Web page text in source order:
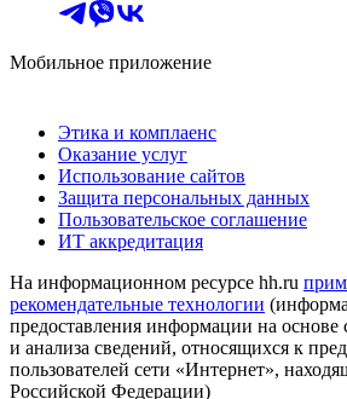
Мобильное приложение
Этика и комплаенс
Оказание услуг
Использование сайтов
Защита персональных данных
Пользовательское соглашение
ИТ аккредитация
На информационном ресурсе hh.ru
рекомендательные технологии
предоставления информации на основе
и анализа сведений, относящихся к
пользователей сети «Интернет»,
Российской Федерации)